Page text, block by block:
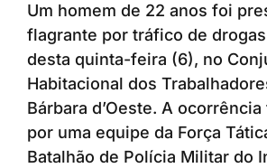
Um homem de 22 anos foi
flagrante por tráfico de
desta quinta-feira (6), no
Habitacional dos
Bárbara d’Oeste. A
por uma equipe da Força
Batalhão de Polícia Militar do